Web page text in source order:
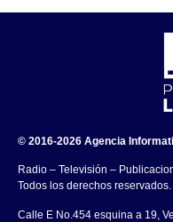
© 2016-2026 Agencia
Radio – Televisión –
Todos los derechos reservados.
Calle E No.454 esquina a 19,